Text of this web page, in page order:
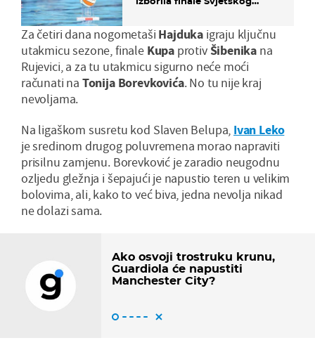
Za četiri dana nogometaši Hajduka igraju ključnu
utakmicu sezone, finale Kupaprotiv Šibenika na
Rujevici, a za tu utakmicu sigurno neće moći
računati na Tonija Borevkovića. No tu nije kraj
nevoljama.
Na ligaškom susretu kod Slaven Belupa, Ivan Leko
je sredinom drugog poluvremena morao napraviti
prisilnu zamjenu. Borevković je zaradio neugodnu
ozljedu gležnja i šepajući je napustio teren u velikim
bolovima, ali, kako to već biva, jedna nevolja nikad
ne dolazi sama.
Ako osvoji trostruku krunu,
Guardiola će napustiti
Manchester City?